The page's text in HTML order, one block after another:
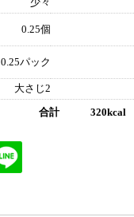
少々
0.25個
0.25パック
大さじ2
合計 320kcal